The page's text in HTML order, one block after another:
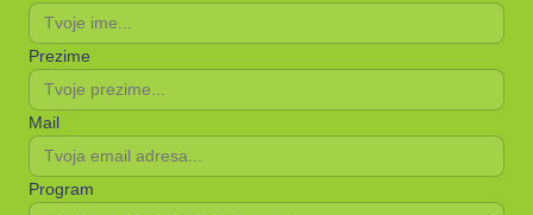
Prezime
Mail
Program